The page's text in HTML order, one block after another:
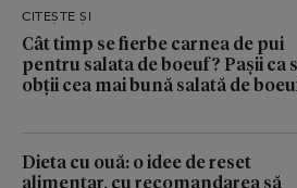
CITEȘTE ȘI
Cât timp se fierbe carnea de pui
pentru salata de boeuf? Pașii ca
obții cea mai bună salată de
Dieta cu ouă: o idee de reset
alimentar, cu recomandarea să